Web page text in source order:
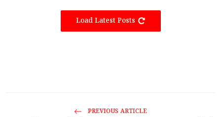
Load Latest Posts
PREVIOUS ARTICLE